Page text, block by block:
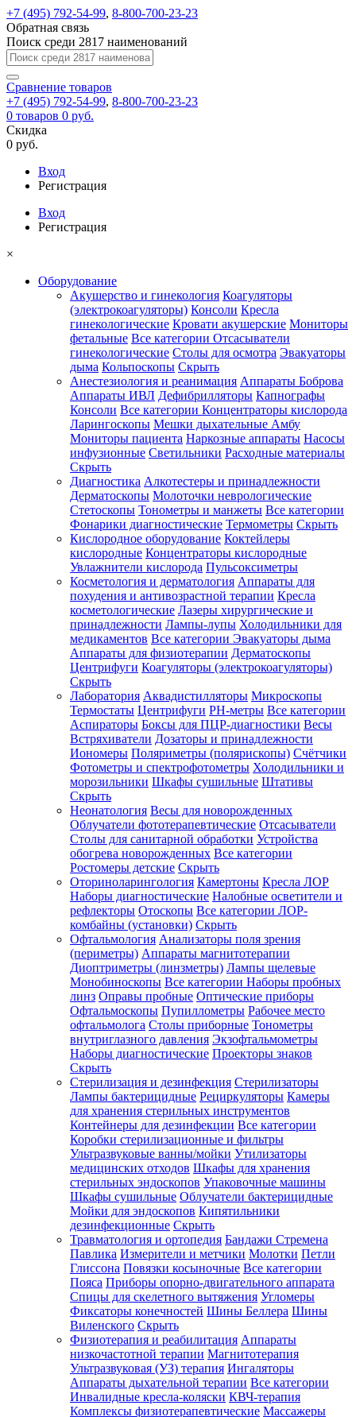
+7 (495) 792-54-99, 8-800-700-23-23
Обратная связь
Поиск среди 2817 наименований
Сравнение товаров
+7 (495) 792-54-99, 8-800-700-23-23
0 товаров 0 руб.
Скидка
0 руб.
Вход
Регистрация
Вход
Регистрация
×
Оборудование
Акушерство и гинекология Коагуляторы
(электрокоагуляторы) Консоли Кресла
гинекологические Кровати акушерские Мониторы
фетальные Все категории Отсасыватели
гинекологические Столы для осмотра Эвакуаторы
дыма Кольпоскопы Скрыть
Анестезиология и реанимация Аппараты Боброва
Аппараты ИВЛ Дефибрилляторы Капнографы
Консоли Все категории Концентраторы кислорода
Ларингоскопы Мешки дыхательные Амбу
Мониторы пациента Наркозные аппараты Насосы
инфузионные Светильники Расходные материалы
Скрыть
Диагностика Алкотестеры и принадлежности
Дерматоскопы Молоточки неврологические
Стетоскопы Тонометры и манжеты Все категории
Фонарики диагностические Термометры Скрыть
Кислородное оборудование Коктейлеры
кислородные Концентраторы кислородные
Увлажнители кислорода Пульсоксиметры
Косметология и дерматология Аппараты для
похудения и антивозрастной терапии Кресла
косметологические Лазеры хирургические и
принадлежности Лампы-лупы Холодильники для
медикаментов Все категории Эвакуаторы дыма
Аппараты для физиотерапии Дерматоскопы
Центрифуги Коагуляторы (электрокоагуляторы)
Скрыть
Лаборатория Аквадистилляторы Микроскопы
Термостаты Центрифуги PH-метры Все категории
Аспираторы Боксы для ПЦР-диагностики Весы
Встряхиватели Дозаторы и принадлежности
Иономеры Поляриметры (полярископы) Счётчики
Фотометры и спектрофотометры Холодильники и
морозильники Шкафы сушильные Штативы
Скрыть
Неонатология Весы для новорожденных
Облучатели фототерапевтические Отсасыватели
Столы для санитарной обработки Устройства
обогрева новорожденных Все категории
Ростомеры детские Скрыть
Оториноларингология Камертоны Кресла ЛОР
Наборы диагностические Налобные осветители и
рефлекторы Отоскопы Все категории ЛОР-
комбайны (установки) Скрыть
Офтальмология Анализаторы поля зрения
(периметры) Аппараты магнитотерапии
Диоптриметры (линзметры) Лампы щелевые
Монобиноскопы Все категории Наборы пробных
линз Оправы пробные Оптические приборы
Офтальмоскопы Пупиллометры Рабочее место
офтальмолога Столы приборные Тонометры
внутриглазного давления Экзофтальмометры
Наборы диагностические Проекторы знаков
Скрыть
Стерилизация и дезинфекция Стерилизаторы
Лампы бактерицидные Рециркуляторы Камеры
для хранения стерильных инструментов
Контейнеры для дезинфекции Все категории
Коробки стерилизационные и фильтры
Ультразвуковые ванны/мойки Утилизаторы
медицинских отходов Шкафы для хранения
стерильных эндоскопов Упаковочные машины
Шкафы сушильные Облучатели бактерицидные
Мойки для эндоскопов Кипятильники
дезинфекционные Скрыть
Травматология и ортопедия Бандажи Стремена
Павлика Измерители и метчики Молотки Петли
Глиссона Повязки косыночные Все категории
Пояса Приборы опорно-двигательного аппарата
Спицы для скелетного вытяжения Угломеры
Фиксаторы конечностей Шины Беллера Шины
Виленского Скрыть
Физиотерапия и реабилитация Аппараты
низкочастотной терапии Магнитотерапия
Ультразвуковая (УЗ) терапия Ингаляторы
Аппараты дыхательной терапии Все категории
Инвалидные кресла-коляски КВЧ-терапия
Комплексы физиотерапевтические Массажеры